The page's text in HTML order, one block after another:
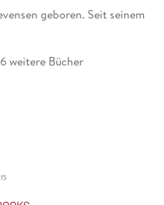
geboren. Seit seinem
weitere Bücher
im Wettbewerb der
15